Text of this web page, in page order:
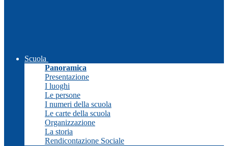
Scuola
Panoramica
Presentazione
I luoghi
Le persone
I numeri della scuola
Le carte della scuola
Organizzazione
La storia
Rendicontazione Sociale